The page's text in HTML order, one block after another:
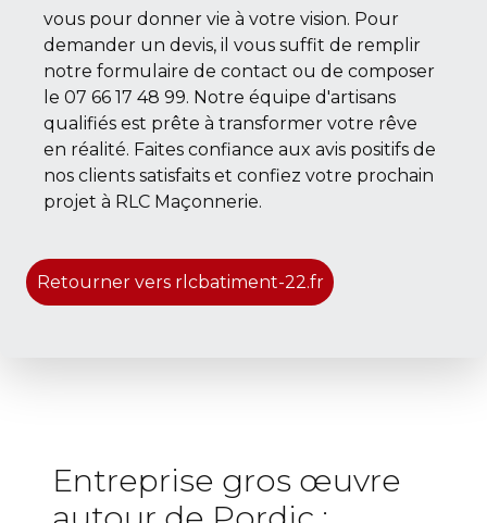
vous pour donner vie à votre vision. Pour
demander un devis, il vous suffit de remplir
notre formulaire de contact ou de composer
le 07 66 17 48 99. Notre équipe d'artisans
qualifiés est prête à transformer votre rêve
en réalité. Faites confiance aux avis positifs de
nos clients satisfaits et confiez votre prochain
projet à RLC Maçonnerie.
Retourner vers rlcbatiment-22.fr
Entreprise gros œuvre